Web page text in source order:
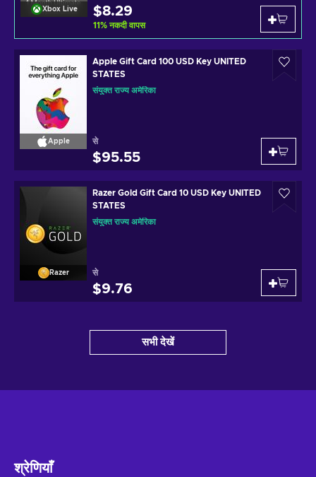
Xbox Live $8.29
11% नकदी वापस
Apple
Apple Gift Card 100 USD Key UNITED
STATES
संयुक्त राज्य अमेरिका
से
$95.55
Razer
Razer Gold Gift Card 10 USD Key UNITED
STATES
संयुक्त राज्य अमेरिका
से
$9.76
सभी देखें
श्रेणियाँ